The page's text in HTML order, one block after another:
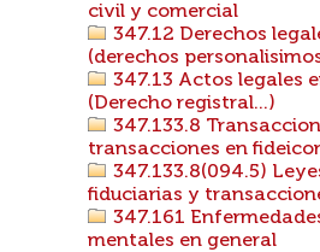
civil y comercial
347.12 Derechos
(derechos
347.13 Actos legales
(Derecho registral...)
347.133.8
transacciones en
347.133.8(094.5)
fiduciarias y
347.161
mentales en general